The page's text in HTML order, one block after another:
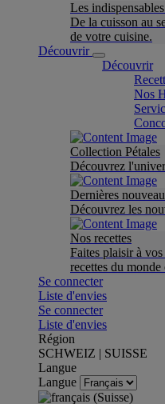
Les
De la cuisson au
de votre cuisine.
Découvrir
Découvrir
Nos
Collection Pétales
Découvrez
Dernières
Découvrez les
Nos recettes
Faites plaisir à
recettes du monde
Se connecter
Liste d'envies
Se connecter
Liste d'envies
Région
SCHWEIZ | SUISSE
Langue
Langue